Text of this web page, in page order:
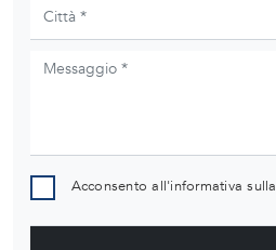
Acconsento all'informativa sulla